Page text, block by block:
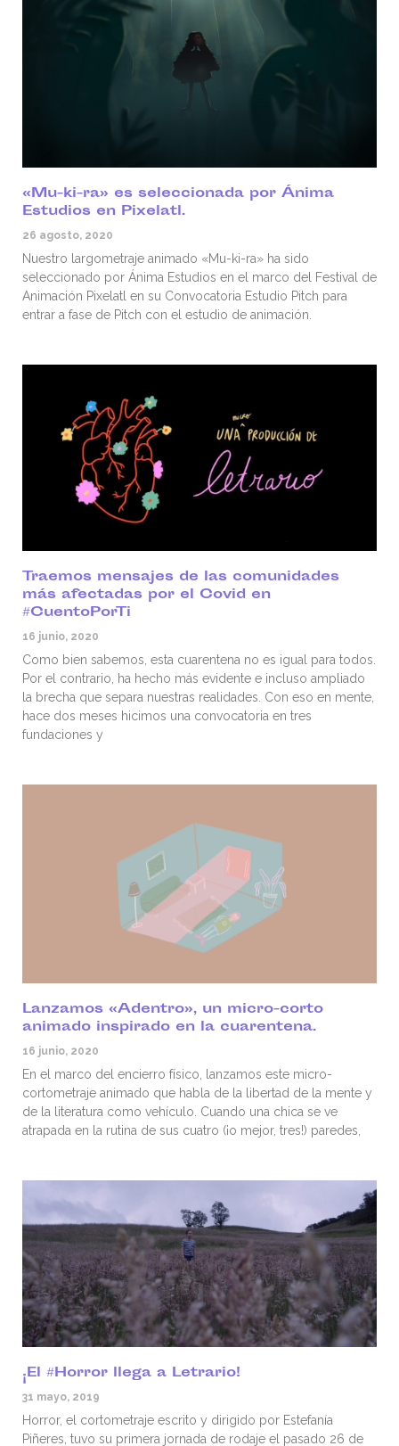
«Mu-ki-ra» es seleccionada por Ánima
Estudios en Pixelatl.
26 agosto, 2020
Nuestro largometraje animado «Mu-ki-ra» ha sido
seleccionado por Ánima Estudios en el marco del Festival de
Animación Pixelatl en su Convocatoria Estudio Pitch para
entrar a fase de Pitch con el estudio de animación.
Traemos mensajes de las comunidades
más afectadas por el Covid en
#CuentoPorTi
16 junio, 2020
Como bien sabemos, esta cuarentena no es igual para todos.
Por el contrario, ha hecho más evidente e incluso ampliado
la brecha que separa nuestras realidades. Con eso en mente,
hace dos meses hicimos una convocatoria en tres
fundaciones y
Lanzamos «Adentro», un micro-corto
animado inspirado en la cuarentena.
16 junio, 2020
En el marco del encierro físico, lanzamos este micro-
cortometraje animado que habla de la libertad de la mente y
de la literatura como vehículo. Cuando una chica se ve
atrapada en la rutina de sus cuatro (¡o mejor, tres!) paredes,
¡El #Horror llega a Letrario!
31 mayo, 2019
Horror, el cortometraje escrito y dirigido por Estefanía
Piñeres, tuvo su primera jornada de rodaje el pasado 26 de